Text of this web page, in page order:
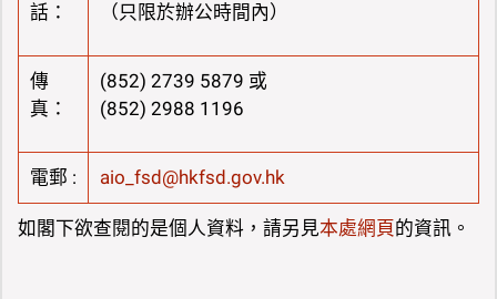
話：
（只限於辦公時間內）
傳
真：
(852) 2739 5879 或
(852) 2988 1196
電郵 : aio_fsd@hkfsd.gov.hk
如閣下欲查閱的是個人資料，請另見本處網頁的資訊。